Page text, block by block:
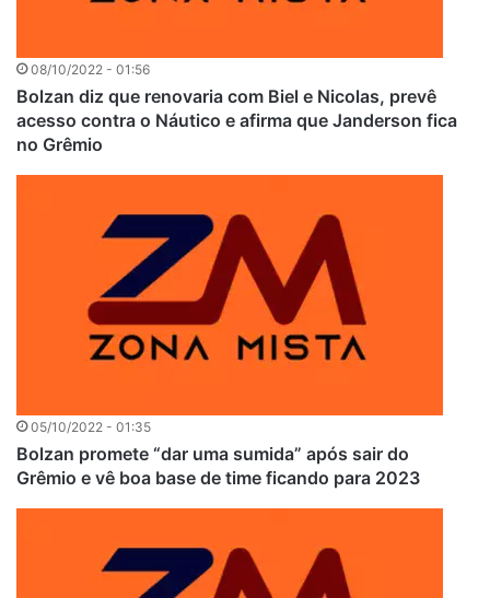
08/10/2022 - 01:56
Bolzan diz que renovaria com Biel e Nicolas, prevê
acesso contra o Náutico e afirma que Janderson fica
no Grêmio
05/10/2022 - 01:35
Bolzan promete “dar uma sumida” após sair do
Grêmio e vê boa base de time ficando para 2023